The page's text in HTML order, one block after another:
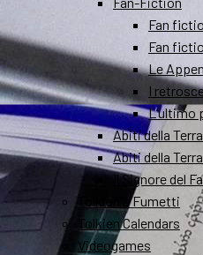
Fan
Fan
Le
I
L’ultimo
Abiti della
Abiti della
Il Signore del
Tolkien a Fumetti
Tolkien Calendars
Videogames